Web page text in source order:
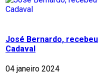
José Bernardo,
Cadaval
04 janeiro 2024